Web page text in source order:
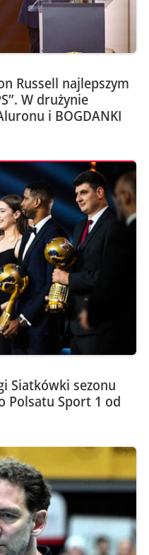
Russell najlepszym
W drużynie
i BOGDANKI
Siatkówki sezonu
Polsatu Sport 1 od